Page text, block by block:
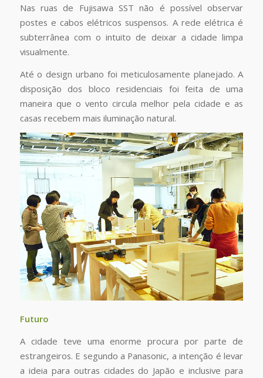
Nas ruas de Fujisawa SST não é possível observar
postes e cabos elétricos suspensos. A rede elétrica é
subterrânea com o intuito de deixar a cidade limpa
visualmente.
Até o design urbano foi meticulosamente planejado. A
disposição dos bloco residenciais foi feita de uma
maneira que o vento circula melhor pela cidade e as
casas recebem mais iluminação natural.
Futuro
A cidade teve uma enorme procura por parte de
estrangeiros. E segundo a Panasonic, a intenção é levar
a ideia para outras cidades do Japão e inclusive para